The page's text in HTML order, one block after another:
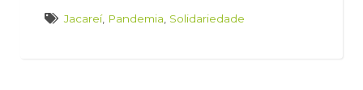
Jacareí, Pandemia Solidariedade